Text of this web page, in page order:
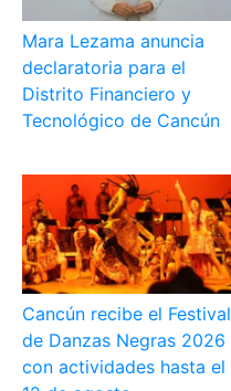
Mara Lezama anuncia
declaratoria para el
Distrito Financiero y
Tecnológico de Cancún
Cancún recibe el Festival
de Danzas Negras 2026
con actividades hasta el